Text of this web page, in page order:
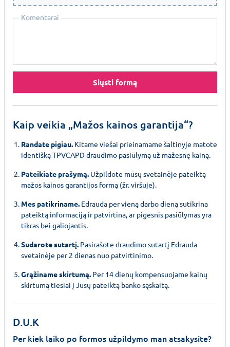
Komentarai
Siųsti formą
Kaip veikia „Mažos kainos garantija“?
Randate pigiau. Kitame viešai prieinamame šaltinyje matote
identišką TPVCAPD draudimo pasiūlymą už mažesnę kainą.
Pateikiate prašymą. Užpildote mūsų svetainėje pateiktą
mažos kainos garantijos formą (žr. viršuje).
Mes patikriname. Edrauda per vieną darbo dieną sutikrina
pateiktą informaciją ir patvirtina, ar pigesnis pasiūlymas yra
tikras bei galiojantis.
Sudarote sutartį. Pasirašote draudimo sutartį Edrauda
svetainėje per 2 dienas nuo patvirtinimo.
Grąžiname skirtumą. Per 14 dienų kompensuojame kainų
skirtumą tiesiai į Jūsų pateiktą banko sąskaitą.
D.U.K
Per kiek laiko po formos užpildymo man atsakysite?